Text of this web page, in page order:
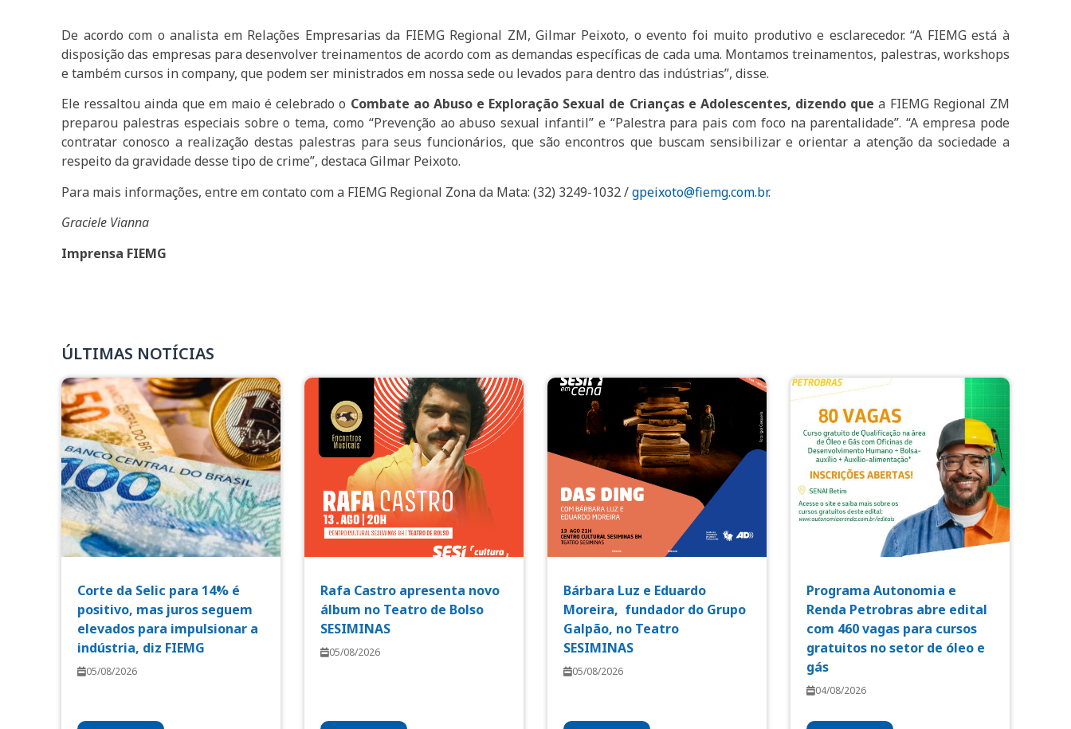
De acordo com o analista em Relações Empresarias da FIEMG Regional ZM, Gilmar Peixoto, o evento foi muito produtivo e esclarecedor. “A FIEMG está à
disposição das empresas para desenvolver treinamentos de acordo com as demandas específicas de cada uma. Montamos treinamentos, palestras, workshops
e também cursos in company, que podem ser ministrados em nossa sede ou levados para dentro das indústrias”, disse.
Ele ressaltou ainda que em maio é celebrado o Combate ao Abuso e Exploração Sexual de Crianças e Adolescentes, dizendo que a FIEMG Regional ZM
preparou palestras especiais sobre o tema, como “Prevenção ao abuso sexual infantil” e “Palestra para pais com foco na parentalidade”. “A empresa pode
contratar conosco a realização destas palestras para seus funcionários, que são encontros que buscam sensibilizar e orientar a atenção da sociedade a
respeito da gravidade desse tipo de crime”, destaca Gilmar Peixoto.
Para mais informações, entre em contato com a FIEMG Regional Zona da Mata: (32) 3249-1032 /gpeixoto@fiemg.com.br.
Graciele Vianna
Imprensa FIEMG
ÚLTIMAS NOTÍCIAS
Corte da Selic para 14% é
positivo, mas juros seguem
elevados para impulsionar a
indústria, diz FIEMG
05/08/2026
Rafa Castro apresenta novo
álbum no Teatro de Bolso
SESIMINAS
05/08/2026
Bárbara Luz e Eduardo
Moreira, fundador do Grupo
Galpão, no Teatro
SESIMINAS
05/08/2026
Programa Autonomia e
Renda Petrobras abre edital
com 460 vagas para cursos
gratuitos no setor de óleo e
gás
04/08/2026